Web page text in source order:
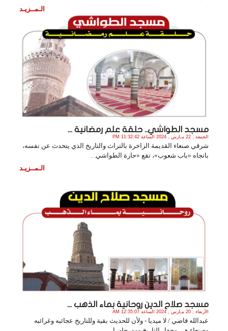
الـمــزيـد
مسجد الطواشي.. حلقة علم رمضانية ...
الجمعة , 22 مـارس , 2024 الساعة 11:32:42 PM
شرقي صنعاء القديمة الزاخرة بالتراث والتاريخ الذي يتحدث عن نفسه،
باتجاه «باب شعوب»، تقع «حارة الطواشي. .
الـمــزيـد
مسجد صلاح الدين روحانية بماء الذهب ...
الأربعاء , 20 مـارس , 2024 الساعة 12:35:07 AM
عبدالله قاضي / لا ميديا - ولأن للحديث بقية وللتاريخ عجائبه وغرائبه